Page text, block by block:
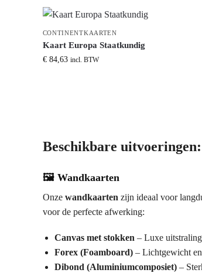
CONTINENTKAARTEN
Kaart Europa Staatkundig
€84,63 incl. BTW
Beschikbare uitvoeringen:
🖼️ Wandkaarten
Onze wandkaarten zijn ideaal voor
voor de perfecte afwerking:
Canvas met stokken – Luxe
Forex (Foamboard)– Lichtgewicht en
Dibond (Aluminiumcomposiet)–